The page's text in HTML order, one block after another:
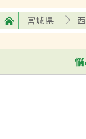
宮城県